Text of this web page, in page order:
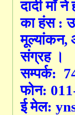
दादी माँ ने
का हंस :
मूल्यांकन,
संग्रह ।
सम्पर्क:
फोन:
ई मेल: